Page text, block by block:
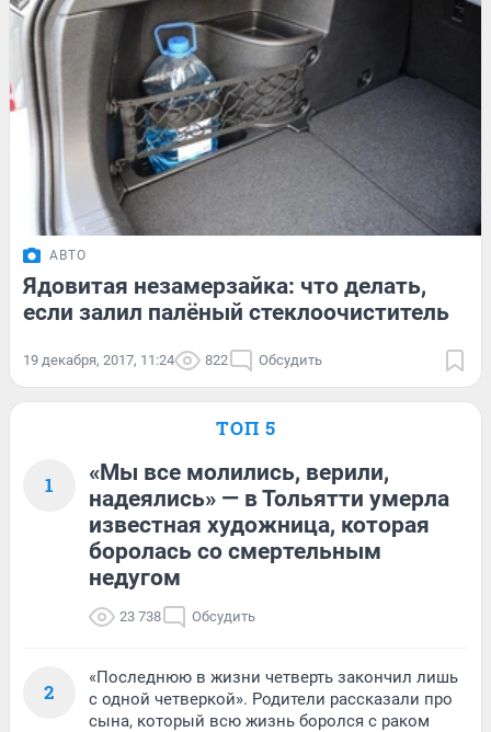
АВТО
Ядовитая незамерзайка: что делать,
если залил палёный стеклоочиститель
19 декабря, 2017, 11:24 822 Обсудить
ТОП 5
1
«Мы все молились, верили,
надеялись» — в Тольятти умерла
известная художница, которая
боролась со смертельным
недугом
23 738 Обсудить
2
«Последнюю в жизни четверть закончил лишь
с одной четверкой». Родители рассказали про
сына, который всю жизнь боролся с раком